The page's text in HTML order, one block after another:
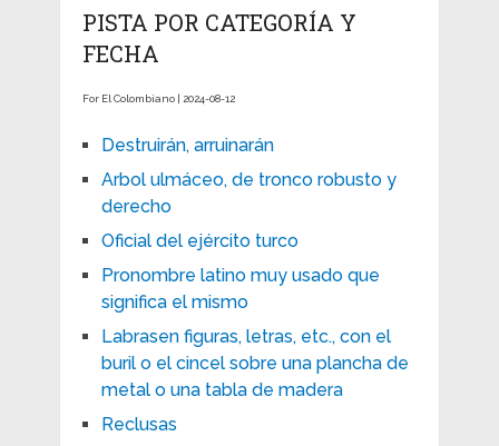
PISTA POR CATEGORÍA Y
FECHA
For El Colombiano | 2024-08-12
Destruirán, arruinarán
Arbol ulmáceo, de tronco robusto y
derecho
Oficial del ejército turco
Pronombre latino muy usado que
significa el mismo
Labrasen figuras, letras, etc., con el
buril o el cincel sobre una plancha de
metal o una tabla de madera
Reclusas